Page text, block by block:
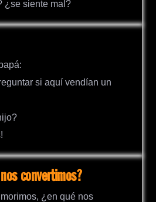
¿se siente mal?
si aquí vendían un
convertimos?
¿en qué nos